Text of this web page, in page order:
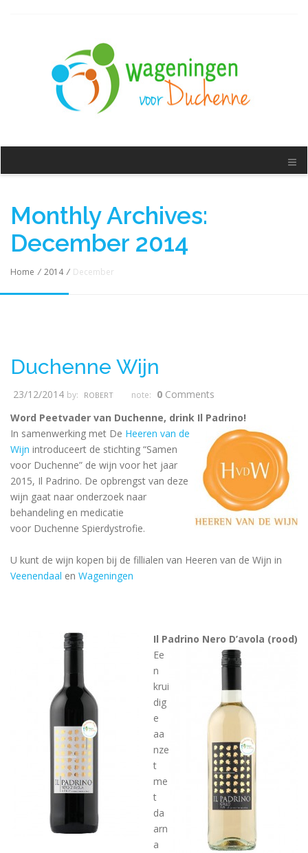
Monthly Archives:
December 2014
Home / 2014 / December
Duchenne Wijn
23/12/2014 by: ROBERT note: 0 Comments
Word Peetvader van Duchenne, drink Il Padrino!
In samenwerking met De Heeren van de
Wijn introduceert de stichting “Samen
voor Duchenne” de wijn voor het jaar
2015, Il Padrino. De opbrengst van deze
wijn gaat naar onderzoek naar
behandeling en medicatie
voor Duchenne Spierdystrofie.
U kunt de wijn kopen bij de fillialen van Heeren van de Wijn in
Veenendaal en Wageningen
Il Padrino Nero D’avola (rood)
Ee
n
krui
dig
e
aa
nze
t
me
t
da
arn
a